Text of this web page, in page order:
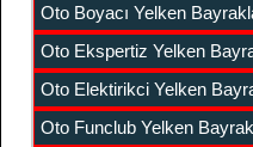
Oto Boyacı Yelken
Oto Ekspertiz Yelken
Oto Elektirikci Yelken
Oto Funclub Yelken